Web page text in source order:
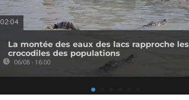
02:04
La montée des eaux des lacs rapproche les
crocodiles des populations
06/08 - 16:00